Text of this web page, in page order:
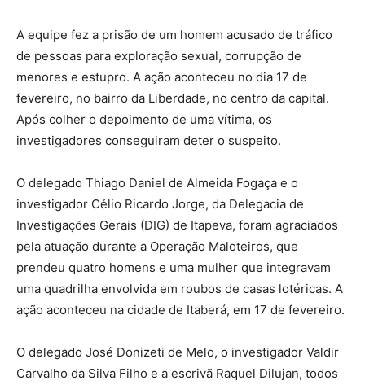
A equipe fez a prisão de um homem acusado de tráfico
de pessoas para exploração sexual, corrupção de
menores e estupro. A ação aconteceu no dia 17 de
fevereiro, no bairro da Liberdade, no centro da capital.
Após colher o depoimento de uma vítima, os
investigadores conseguiram deter o suspeito.
O delegado Thiago Daniel de Almeida Fogaça e o
investigador Célio Ricardo Jorge, da Delegacia de
Investigações Gerais (DIG) de Itapeva, foram agraciados
pela atuação durante a Operação Maloteiros, que
prendeu quatro homens e uma mulher que integravam
uma quadrilha envolvida em roubos de casas lotéricas. A
ação aconteceu na cidade de Itaberá, em 17 de fevereiro.
O delegado José Donizeti de Melo, o investigador Valdir
Carvalho da Silva Filho e a escrivã Raquel Dilujan, todos